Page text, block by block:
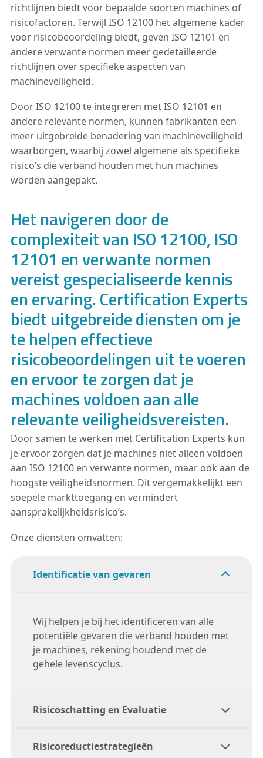
richtlijnen biedt voor bepaalde soorten machines of
risicofactoren. Terwijl ISO 12100 het algemene kader
voor risicobeoordeling biedt, geven ISO 12101 en
andere verwante normen meer gedetailleerde
richtlijnen over specifieke aspecten van
machineveiligheid.
Door ISO 12100 te integreren met ISO 12101 en
andere relevante normen, kunnen fabrikanten een
meer uitgebreide benadering van machineveiligheid
waarborgen, waarbij zowel algemene als specifieke
risico’s die verband houden met hun machines
worden aangepakt.
Het navigeren door de
complexiteit van ISO 12100, ISO
12101 en verwante normen
vereist gespecialiseerde kennis
en ervaring. Certification Experts
biedt uitgebreide diensten om je
te helpen effectieve
risicobeoordelingen uit te voeren
en ervoor te zorgen dat je
machines voldoen aan alle
relevante veiligheidsvereisten.
Door samen te werken met Certification Experts kun
je ervoor zorgen dat je machines niet alleen voldoen
aan ISO 12100 en verwante normen, maar ook aan de
hoogste veiligheidsnormen. Dit vergemakkelijkt een
soepele markttoegang en vermindert
aansprakelijkheidsrisico’s.
Onze diensten omvatten:
Identificatie van gevaren
Wij helpen je bij het identificeren van alle
potentiële gevaren die verband houden met
je machines, rekening houdend met de
gehele levenscyclus.
Risicoschatting en Evaluatie
Risicoreductiestrategieën